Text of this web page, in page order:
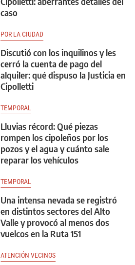
caso
POR LA CIUDAD
Discutió con los inquilinos y les
cerró la cuenta de pago del
alquiler: qué dispuso la Justicia en
Cipolletti
TEMPORAL
Lluvias récord: Qué piezas
rompen los cipoleños por los
pozos y el agua y cuánto sale
reparar los vehículos
TEMPORAL
Una intensa nevada se registró
en distintos sectores del Alto
Valle y provocó al menos dos
vuelcos en la Ruta 151
ATENCIÓN VECINOS